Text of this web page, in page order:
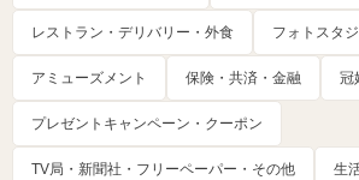
レストラン・デリバリー・外食 フォトスタ
アミューズメント 保険・共済・金融 冠
プレゼントキャンペーン・クーポン
TV局・新聞社・フリーペーパー・その他 生